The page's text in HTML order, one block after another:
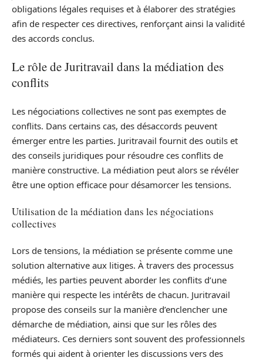
obligations légales requises et à élaborer des stratégies
afin de respecter ces directives, renforçant ainsi la validité
des accords conclus.
Le rôle de Juritravail dans la médiation des
conflits
Les négociations collectives ne sont pas exemptes de
conflits. Dans certains cas, des désaccords peuvent
émerger entre les parties. Juritravail fournit des outils et
des conseils juridiques pour résoudre ces conflits de
manière constructive. La médiation peut alors se révéler
être une option efficace pour désamorcer les tensions.
Utilisation de la médiation dans les négociations
collectives
Lors de tensions, la médiation se présente comme une
solution alternative aux litiges. À travers des processus
médiés, les parties peuvent aborder les conflits d’une
manière qui respecte les intérêts de chacun. Juritravail
propose des conseils sur la manière d’enclencher une
démarche de médiation, ainsi que sur les rôles des
médiateurs. Ces derniers sont souvent des professionnels
formés qui aident à orienter les discussions vers des